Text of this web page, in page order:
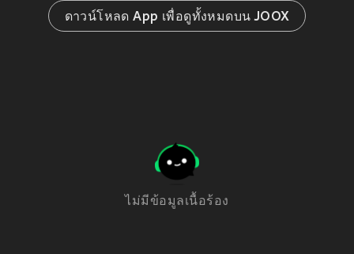
ดาวน์โหลด App เพื่อดูทั้งหมดบน JOOX
ไม่มีข้อมูลเนื้อร้อง